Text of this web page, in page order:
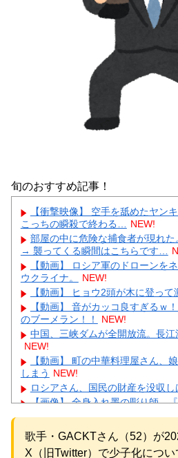
旬のおすすめ記事！
【衝撃映像】 空手を舐めたヤン
こっちの瞬殺で終わる… NEW!
部屋の中に危険な捕食者が現れた
→ 襲ってくる瞬間はこちらです…
【動画】 ロシア軍のドローンを
ウクライナ。
NEW!
【動画】 ヒョウ2頭が木に登って
【動画】 音がカッコ良すぎるｗ
のブーメラン！！
NEW!
中国、三峡ダムが全開放流。長
NEW!
【動画】 町の中華料理屋さん、
しまう NEW!
ロシアさん、国民の財産を没収し
【画像】 全身入れ墨の彫り師、
いて30万再生されてしまうｗｗｗ
【悲報】 明日、飛田給とかいう
あるんや????・・・・・・・・・
歌手・GACKTさん（52）が
X（旧Twitter）で少子化につ